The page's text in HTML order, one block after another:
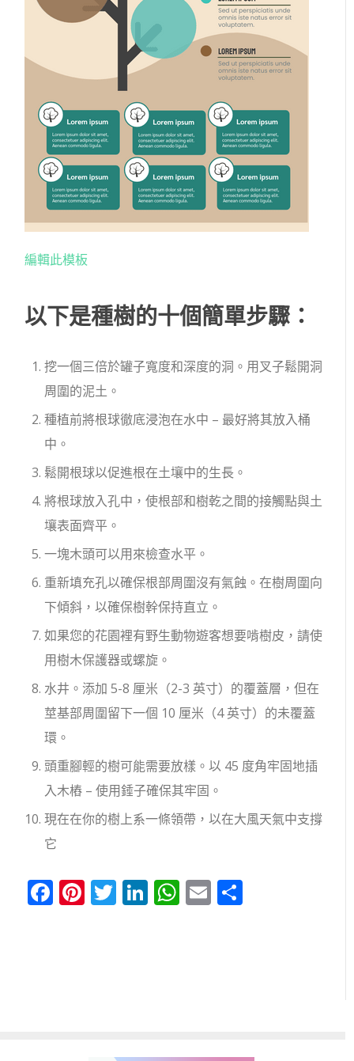
編輯此模板
以下是種樹的十個簡單步驟：
挖一個三倍於罐子寬度和深度的洞。用叉子鬆開洞
周圍的泥土。
種植前將根球徹底浸泡在水中 – 最好將其放入桶
中。
鬆開根球以促進根在土壤中的生長。
將根球放入孔中，使根部和樹乾之間的接觸點與土
壤表面齊平。
一塊木頭可以用來檢查水平。
重新填充孔以確保根部周圍沒有氣蝕。在樹周圍向
下傾斜，以確保樹幹保持直立。
如果您的花園裡有野生動物遊客想要啃樹皮，請使
用樹木保護器或螺旋。
水井。添加 5-8 厘米（2-3 英寸）的覆蓋層，但在
莖基部周圍留下一個 10 厘米（4 英寸）的未覆蓋
環。
頭重腳輕的樹可能需要放樣。以 45 度角牢固地插
入木樁 – 使用錘子確保其牢固。
現在在你的樹上系一條領帶，以在大風天氣中支撐
它
Facebook
Pinterest
Twitter
LinkedIn
WhatsApp
Email